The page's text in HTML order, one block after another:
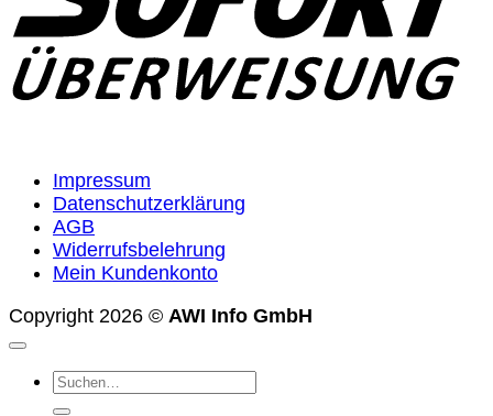
Impressum
Datenschutzerklärung
AGB
Widerrufsbelehrung
Mein Kundenkonto
Copyright 2026 © AWI Info GmbH
Suchen
nach: